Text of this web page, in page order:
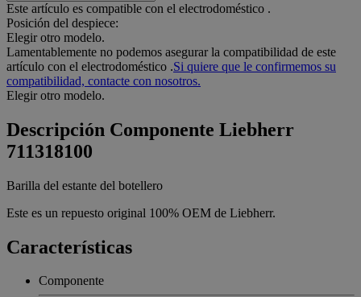
Este artículo es compatible con el electrodoméstico .
Posición del despiece:
Elegir otro modelo.
Lamentablemente no podemos asegurar la compatibilidad de este
artículo con el electrodoméstico .Si quiere que le confirmemos su
compatibilidad, contacte con nosotros.
Elegir otro modelo.
Descripción Componente Liebherr
711318100
Barilla del estante del botellero
Este es un repuesto original 100% OEM de Liebherr.
Características
Componente